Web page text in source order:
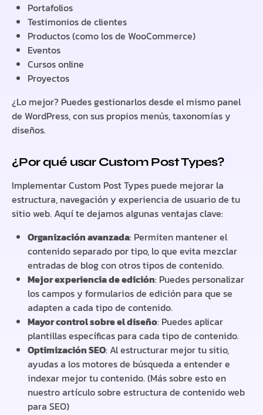
Portafolios
Testimonios de clientes
Productos (como los de WooCommerce)
Eventos
Cursos online
Proyectos
¿Lo mejor? Puedes gestionarlos desde el mismo panel
de WordPress, con sus propios menús, taxonomías y
diseños.
¿Por qué usar Custom Post Types?
Implementar Custom Post Types puede mejorar la
estructura, navegación y experiencia de usuario de tu
sitio web. Aquí te dejamos algunas ventajas clave:
Organización avanzada: Permiten mantener el
contenido separado por tipo, lo que evita mezclar
entradas de blog con otros tipos de contenido.
Mejor experiencia de edición: Puedes personalizar
los campos y formularios de edición para que se
adapten a cada tipo de contenido.
Mayor control sobre el diseño: Puedes aplicar
plantillas específicas para cada tipo de contenido.
Optimización SEO: Al estructurar mejor tu sitio,
ayudas a los motores de búsqueda a entender e
indexar mejor tu contenido. (Más sobre esto en
nuestro artículo sobre estructura de contenido web
para SEO)